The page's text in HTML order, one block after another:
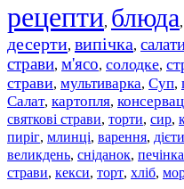
рецепти, блюда,
десерти, випічка,
страви, м'ясо, солодке,
страви, мультиварка, Суп,
Салат, картопля,
святкові страви, торти, сир,
пиріг, млинці, варення,
великдень, сніданок, печінка
страви, кекси, торт, хліб,